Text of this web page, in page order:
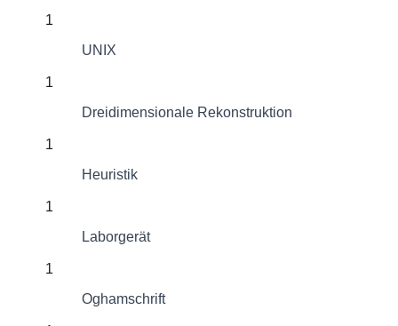
1
UNIX
1
Dreidimensionale Rekonstruktion
1
Heuristik
1
Laborgerät
1
Oghamschrift